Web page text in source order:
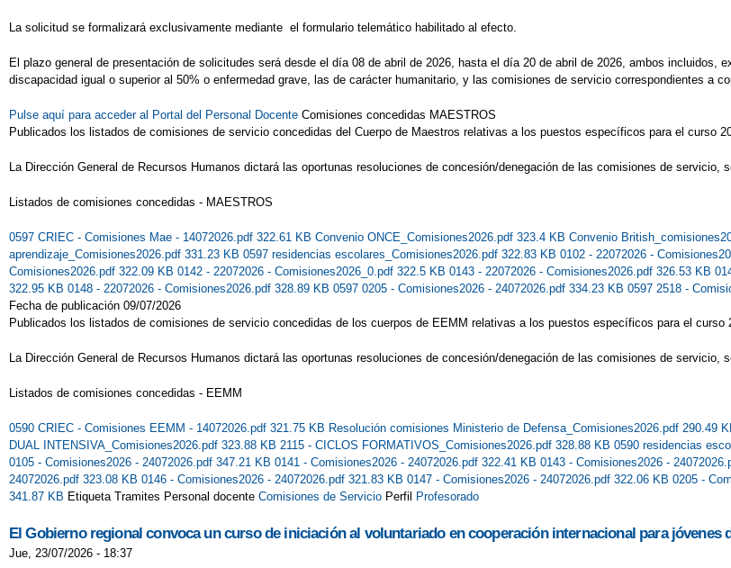
La solicitud se formalizará exclusivamente mediante el formulario telemático habilitado al efecto.
El plazo general de presentación de solicitudes será desde el día 08 de abril de 2026, hasta el día 20 de abril de 2026, ambos
discapacidad igual o superior al 50% o enfermedad grave, las de carácter humanitario, y las comisiones de servicio correspondientes a
Pulse aquí para acceder al Portal del Personal Docente Comisiones concedidas MAESTROS
Publicados los listados de comisiones de servicio concedidas del Cuerpo de Maestros relativas a los puestos específicos para el curso
La Dirección General de Recursos Humanos dictará las oportunas resoluciones de concesión/denegación de las comisiones de servicio,
Listados de comisiones concedidas - MAESTROS
0597 CRIEC - Comisiones Mae - 14072026.pdf 322.61 KB Convenio ONCE_Comisiones2026.pdf 323.4 KB Convenio
aprendizaje_Comisiones2026.pdf 331.23 KB 0597 residencias escolares_Comisiones2026.pdf 322.83 KB 0102 - 22072026 -
Comisiones2026.pdf 322.09 KB 0142 - 22072026 - Comisiones2026_0.pdf 322.5 KB 0143 - 22072026 - Comisiones2026.pdf 326.53 KB
322.95 KB 0148 - 22072026 - Comisiones2026.pdf 328.89 KB 0597 0205 - Comisiones2026 - 24072026.pdf 334.23 KB 0597 2518 -
Fecha de publicación 09/07/2026
Publicados los listados de comisiones de servicio concedidas de los cuerpos de EEMM relativas a los puestos específicos para el curso
La Dirección General de Recursos Humanos dictará las oportunas resoluciones de concesión/denegación de las comisiones de servicio,
Listados de comisiones concedidas - EEMM
0590 CRIEC - Comisiones EEMM - 14072026.pdf 321.75 KB Resolución comisiones Ministerio de Defensa_Comisiones2026.pdf 290.49
DUAL INTENSIVA_Comisiones2026.pdf 323.88 KB 2115 - CICLOS FORMATIVOS_Comisiones2026.pdf 328.88 KB 0590 residencias
0105 - Comisiones2026 - 24072026.pdf 347.21 KB 0141 - Comisiones2026 - 24072026.pdf 322.41 KB 0143 - Comisiones2026 -
24072026.pdf 323.08 KB 0146 - Comisiones2026 - 24072026.pdf 321.83 KB 0147 - Comisiones2026 - 24072026.pdf 322.06 KB 0205 -
341.87 KB Etiqueta Tramites Personal docente Comisiones de Servicio Perfil Profesorado
El Gobierno regional convoca un curso de iniciación al voluntariado en cooperación internacional para jóvenes
Jue, 23/07/2026 - 18:37